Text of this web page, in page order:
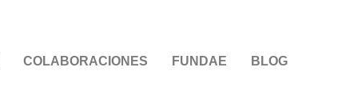
COLABORACIONES FUNDAE BLOG